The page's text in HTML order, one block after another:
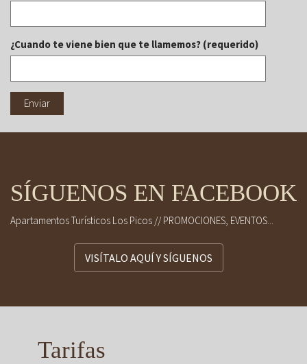
¿Cuando te viene bien que te llamemos? (requerido)
SÍGUENOS EN FACEBOOK
Apartamentos Turísticos Los Picos // PROMOCIONES, EVENTOS...
VISÍTALO AQUÍ Y SÍGUENOS
Tarifas